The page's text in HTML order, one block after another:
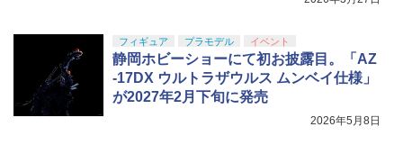
フィギュア プラモデル イベント
静岡ホビーショーにて初お披露目。「AZ
-17DX ウルトラザウルス ムンベイ仕様」
が2027年2月下旬に発売
2026年5月8日